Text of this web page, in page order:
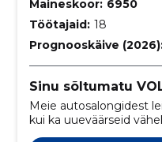
Maineskoor: 6950
Töötajaid: 18
Prognooskäive
Sinu sõltumatu
Meie autosalongidest
kui ka uueväärseid